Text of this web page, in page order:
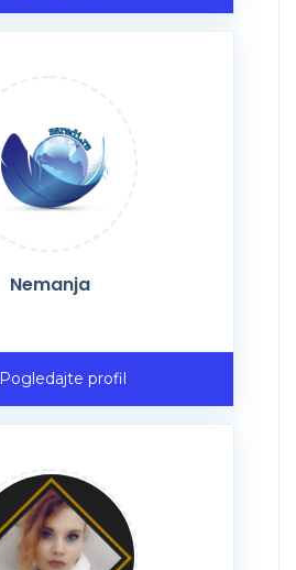
Nemanja
Pogledajte profil